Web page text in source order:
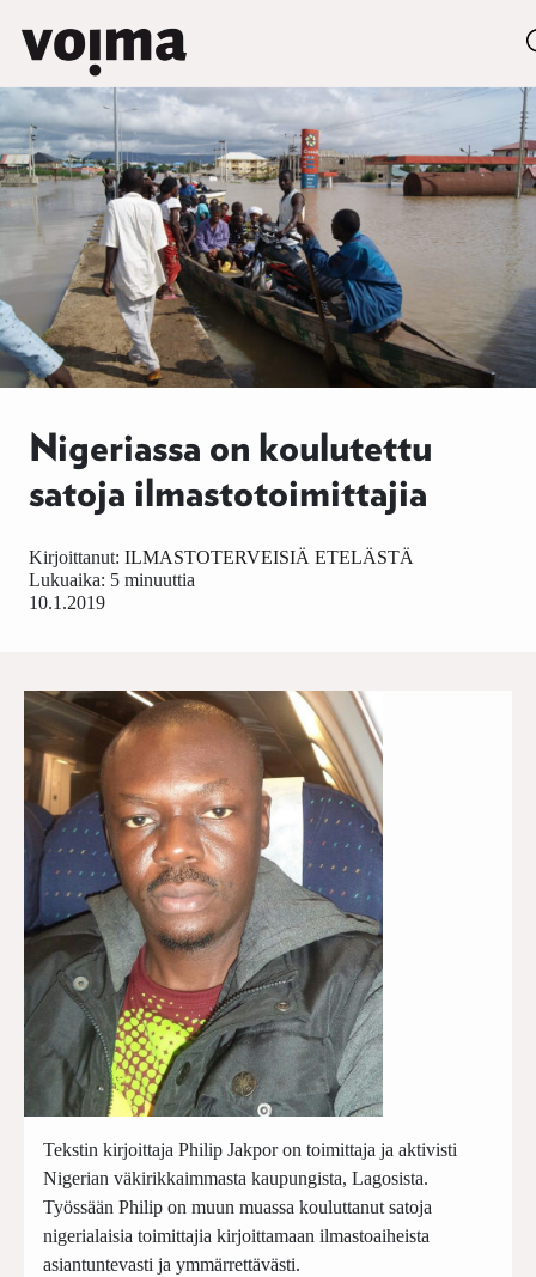
Siirry sisältöön
Päävalikko
Nigeriassa on koulutettu
satoja ilmastotoimittajia
10.1.2019
Kirjoittanut: ILMASTOTERVEISIÄ ETELÄSTÄ
Lukuaika: 5 minuuttia
Tekstin kirjoittaja Philip Jakpor on toimittaja ja aktivisti
Nigerian väkirikkaimmasta kaupungista, Lagosista.
Työssään Philip on muun muassa kouluttanut satoja
nigerialaisia toimittajia kirjoittamaan ilmastoaiheista
asiantuntevasti ja ymmärrettävästi.